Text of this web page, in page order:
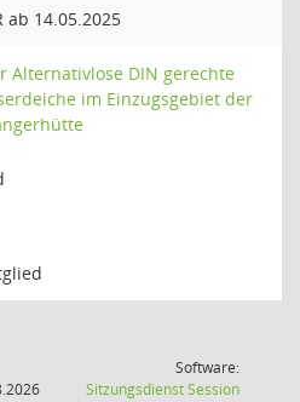
ab 14.05.2025
Alternativlose DIN gerechte
im Einzugsgebiet der
Software:
SitzungsdienstSession(Wird in